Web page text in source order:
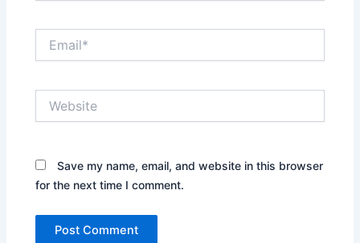
Save my name, email, and website in this browser
for the next time I comment.